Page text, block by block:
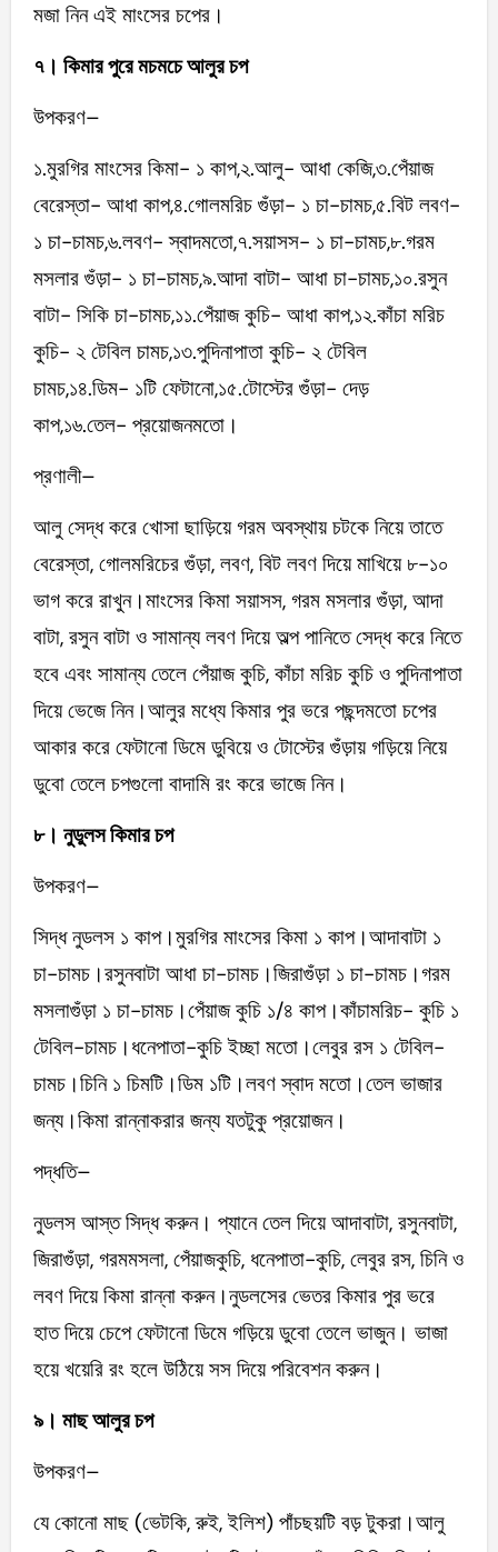
মজা নিন এই মাংসের চপের।
৭। কিমার পুরে মচমচে আলুর চপ
উপকরণ–
১.মুরগির মাংসের কিমা- ১ কাপ,২.আলু- আধা কেজি,৩.পেঁয়াজ
বেরেস্তা- আধা কাপ,৪.গোলমরিচ গুঁড়া- ১ চা-চামচ,৫.বিট লবণ-
১ চা-চামচ,৬.লবণ- স্বাদমতো,৭.সয়াসস- ১ চা-চামচ,৮.গরম
মসলার গুঁড়া- ১ চা-চামচ,৯.আদা বাটা- আধা চা-চামচ,১০.রসুন
বাটা- সিকি চা-চামচ,১১.পেঁয়াজ কুচি- আধা কাপ,১২.কাঁচা মরিচ
কুচি- ২ টেবিল চামচ,১৩.পুদিনাপাতা কুচি- ২ টেবিল
চামচ,১৪.ডিম- ১টি ফেটানো,১৫.টোস্টের গুঁড়া- দেড়
কাপ,১৬.তেল- প্রয়োজনমতো।
প্রণালী–
আলু সেদ্ধ করে খোসা ছাড়িয়ে গরম অবস্থায় চটকে নিয়ে তাতে
বেরেস্তা, গোলমরিচের গুঁড়া, লবণ, বিট লবণ দিয়ে মাখিয়ে ৮-১০
ভাগ করে রাখুন।মাংসের কিমা সয়াসস, গরম মসলার গুঁড়া, আদা
বাটা, রসুন বাটা ও সামান্য লবণ দিয়ে অল্প পানিতে সেদ্ধ করে নিতে
হবে এবং সামান্য তেলে পেঁয়াজ কুচি, কাঁচা মরিচ কুচি ও পুদিনাপাতা
দিয়ে ভেজে নিন।আলুর মধ্যে কিমার পুর ভরে পছন্দমতো চপের
আকার করে ফেটানো ডিমে ডুবিয়ে ও টোস্টের গুঁড়ায় গড়িয়ে নিয়ে
ডুবো তেলে চপগুলো বাদামি রং করে ভাজে নিন।
৮। নুডুলস কিমার চপ
উপকরণ–
সিদ্ধ নুডলস ১ কাপ।মুরগির মাংসের কিমা ১ কাপ।আদাবাটা ১
চা-চামচ।রসুনবাটা আধা চা-চামচ।জিরাগুঁড়া ১ চা-চামচ।গরম
মসলাগুঁড়া ১ চা-চামচ।পেঁয়াজ কুচি ১/৪ কাপ।কাঁচামরিচ- কুচি ১
টেবিল-চামচ।ধনেপাতা-কুচি ইচ্ছা মতো।লেবুর রস ১ টেবিল-
চামচ।চিনি ১ চিমটি।ডিম ১টি।লবণ স্বাদ মতো।তেল ভাজার
জন্য।কিমা রান্নাকরার জন্য যতটুকু প্রয়োজন।
পদ্ধতি–
নুডলস আস্ত সিদ্ধ করুন। প্যানে তেল দিয়ে আদাবাটা, রসুনবাটা,
জিরাগুঁড়া, গরমমসলা, পেঁয়াজকুচি, ধনেপাতা-কুচি, লেবুর রস, চিনি ও
লবণ দিয়ে কিমা রান্না করুন।নুডলসের ভেতর কিমার পুর ভরে
হাত দিয়ে চেপে ফেটানো ডিমে গড়িয়ে ডুবো তেলে ভাজুন। ভাজা
হয়ে খয়েরি রং হলে উঠিয়ে সস দিয়ে পরিবেশন করুন।
৯। মাছ আলুর চপ
উপকরণ–
যে কোনো মাছ (ভেটকি, রুই, ইলিশ) পাঁচছয়টি বড় টুকরা।আলু